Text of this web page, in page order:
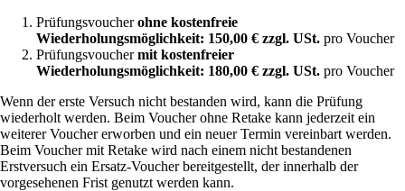
Prüfungsvoucherohne kostenfreie
Wiederholungsmöglichkeit: 150,00 € zzgl. USt. pro Voucher
Prüfungsvouchermit kostenfreier
Wiederholungsmöglichkeit: 180,00 € zzgl. USt. pro Voucher
Wenn der erste Versuch nicht bestanden wird, kann die Prüfung
wiederholt werden. Beim Voucher ohne Retake kann jederzeit ein
weiterer Voucher erworben und ein neuer Termin vereinbart werden.
Beim Voucher mit Retake wird nach einem nicht bestandenen
Erstversuch ein Ersatz-Voucher bereitgestellt, der innerhalb der
vorgesehenen Frist genutzt werden kann.